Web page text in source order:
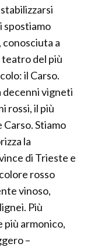
spostiamo
a
del più
il Carso.
vigneti
rossi, il più
Stiamo
la
di Trieste e
rosso
vinoso,
Più
più armonico,
–